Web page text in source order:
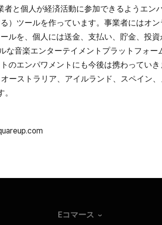
者と​個人が​経済活動に​参加できるようエン
）​ツールを​作っています。​事業者には​オ
ルを、​個人には​送金、​支払い、​貯金、​投資
な​音楽エンターテイメントプラットフォー
の​エンパワメントにも​今後は​携わっていき
ーストラリア、​アイルランド、​スペイン、​
Eコマース